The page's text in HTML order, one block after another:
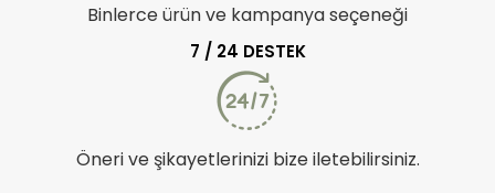
Binlerce ürün ve kampanya seçeneği
7 / 24 DESTEK
Öneri ve şikayetlerinizi bize iletebilirsiniz.